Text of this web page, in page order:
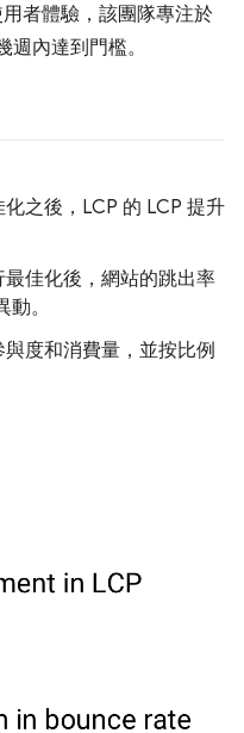
者體驗，該團隊專注於
內達到門檻。
之後，LCP 的 LCP 提升
佳化後，網站的跳出率
。
度和消費量，並按比例